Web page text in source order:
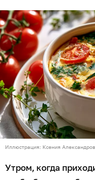
Иллюстрация: Ксения
Утром, когда